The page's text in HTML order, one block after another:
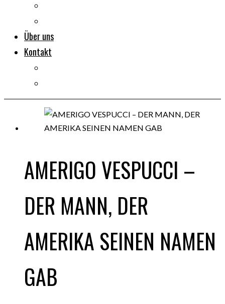
Über uns
Kontakt
AMERIGO VESPUCCI –
DER MANN, DER
AMERIKA SEINEN NAMEN
GAB